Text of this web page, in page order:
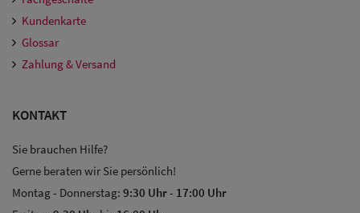
Kundenkarte
Glossar
Zahlung & Versand
KONTAKT
Sie brauchen Hilfe?
Gerne beraten wir Sie persönlich!
Montag - Donnerstag: 9:30 Uhr- 17:00 Uhr